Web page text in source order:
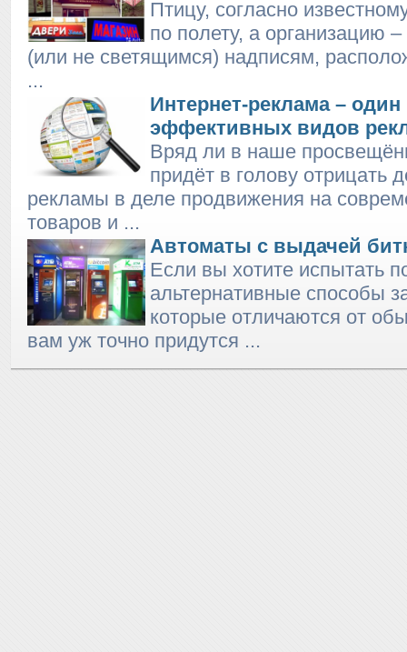
Птицу, согласно
по полету, а организацию
(или не светящимся) надписям,
...
Интернет-реклама –
эффективных видов
Вряд ли в наше
придёт в голову отрицать
рекламы в деле продвижения на
товаров и ...
Автоматы с выдачей
Если вы хотите испытать
альтернативные способы
которые отличаются от
вам уж точно придутся ...